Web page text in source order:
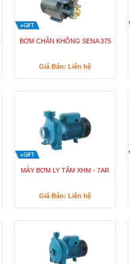
BƠM CHÂN KHÔNG SENA 375
Giá Bán: Liên hệ
MÁY BƠM LY TÂM XHM - 7AR
Giá Bán: Liên hệ